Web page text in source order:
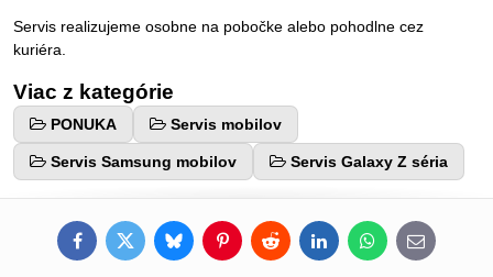
Servis realizujeme osobne na pobočke alebo pohodlne cez
kuriéra.
Viac z kategórie
PONUKA Servis mobilov
Servis Samsung mobilov Servis Galaxy Z séria
FacebookTwitterBlueskyPinterestRedditLinkedInWhatsApp
E-
mail